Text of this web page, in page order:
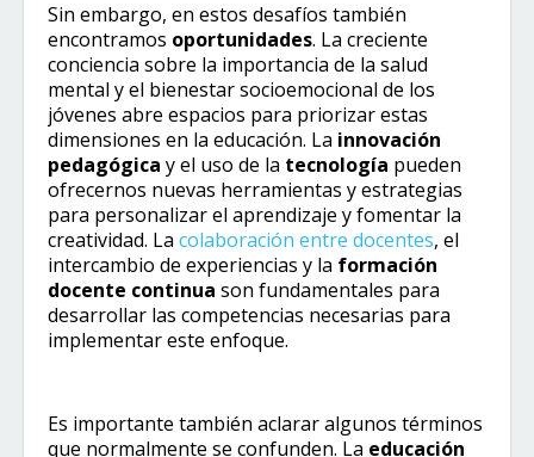
Sin embargo, en estos desafíos también
encontramos oportunidades. La creciente
conciencia sobre la importancia de la salud
mental y el bienestar socioemocional de los
jóvenes abre espacios para priorizar estas
dimensiones en la educación. La innovación
pedagógica y el uso de la tecnología pueden
ofrecernos nuevas herramientas y estrategias
para personalizar el aprendizaje y fomentar la
creatividad. La colaboración entre docentes, el
intercambio de experiencias y la formación
docente continua son fundamentales para
desarrollar las competencias necesarias para
implementar este enfoque.
Es importante también aclarar algunos términos
que normalmente se confunden. La educación